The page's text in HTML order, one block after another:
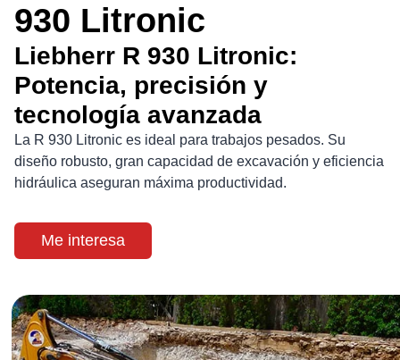
930 Litronic
Liebherr R 930 Litronic:
Potencia, precisión y
tecnología avanzada
La R 930 Litronic es ideal para trabajos pesados. Su
diseño robusto, gran capacidad de excavación y eficiencia
hidráulica aseguran máxima productividad.
Me interesa